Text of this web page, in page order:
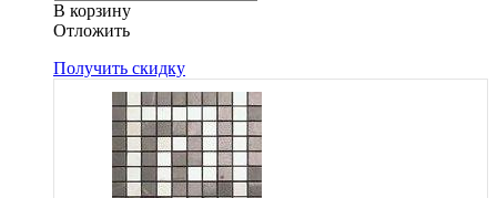
В корзину
Oтложить
Получить скидку